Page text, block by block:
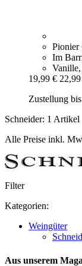
Pionier
Im
19,99 €
Zustellung
Schneider: 1 Artikel
Alle Preise inkl.
Filter
Kategorien:
Weingüter
Aus unserem